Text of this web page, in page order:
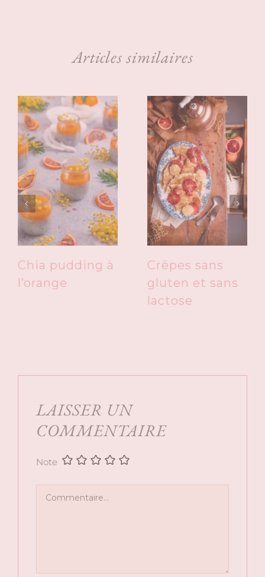
Articles similaires
Chia pudding à
l’orange
Crêpes sans
gluten et sans
lactose
LAISSER UN
COMMENTAIRE
Note
Commentaire